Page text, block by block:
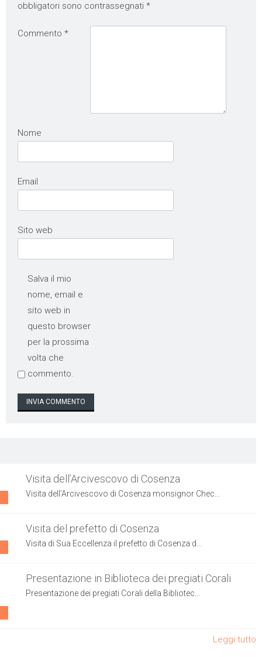
obbligatori sono contrassegnati *
Commento *
Nome
Email
Sito web
Salva il mio
nome, email e
sito web in
questo browser
per la prossima
volta che
commento.
Visita dell’Arcivescovo di Cosenza
Visita dell’Arcivescovo di Cosenza monsignor Chec...
Visita del prefetto di Cosenza
Visita di Sua Eccellenza il prefetto di Cosenza d...
Presentazione in Biblioteca dei pregiati Corali
Presentazione dei pregiati Corali della Bibliotec...
Leggi tutto